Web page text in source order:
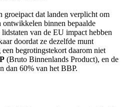
groeipact dat landen verplicht om
binnen bepaalde
van de EU impact hebben
doordat ze dezelfde munt
begrotingstekort daarom niet
(Bruto Binnenlands Product), en de
dan 60% van het BBP.